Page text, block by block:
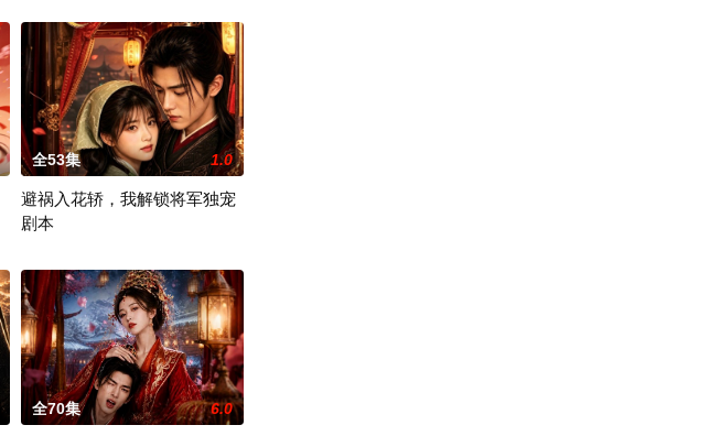
全53集 1.0
避祸入花轿，我解锁将军独宠
剧本
全70集 6.0